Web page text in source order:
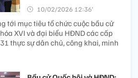
10/02/2026 12:36’
tới mục tiêu tổ chức cuộc bầu cử
XVI và đại biểu HĐND các cấp
thực sự dân chủ, công khai, minh